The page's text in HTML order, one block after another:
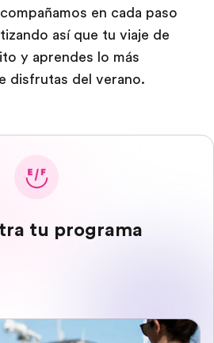
en cada paso
así que tu viaje de
y aprendes lo más
disfrutas del verano.
tu programa